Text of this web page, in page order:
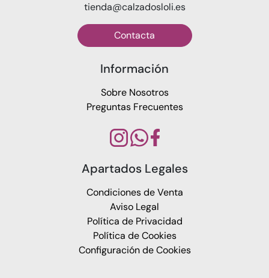
tienda@calzadosloli.es
Contacta
Información
Sobre Nosotros
Preguntas Frecuentes
Apartados Legales
Condiciones de Venta
Aviso Legal
Política de Privacidad
Política de Cookies
Configuración de Cookies